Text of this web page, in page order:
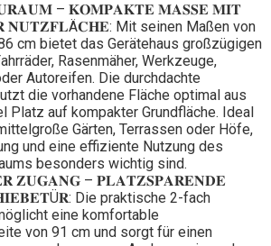
– 𝐊𝐎𝐌𝐏𝐀𝐊𝐓𝐄 𝐌𝐀𝐒𝐒𝐄 𝐌𝐈𝐓
Mit seinen Maßen von
cm bietet das Gerätehaus großzügigen
Rasenmäher, Werkzeuge,
Autoreifen. Die durchdachte
die vorhandene Fläche optimal aus
Platz auf kompakter Grundfläche. Ideal
Gärten, Terrassen oder Höfe,
und eine effiziente Nutzung des
besonders wichtig sind.
𝐙𝐔𝐆𝐀𝐍𝐆 – 𝐏𝐋𝐀𝐓𝐙𝐒𝐏𝐀𝐑𝐄𝐍𝐃𝐄
Die praktische 2-fach
eine komfortable
von 91 cm und sorgt für einen